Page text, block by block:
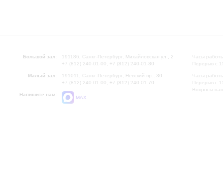
Большой зал:
191186, Санкт-Петербург, Михайловская ул., 2
+7 (812) 240-01-00, +7 (812) 240-01-80
Малый зал:
191011, Санкт-Петербург, Невский пр., 30
+7 (812) 240-01-00, +7 (812) 240-01-70
Напишите нам:
MAX
Часы
Перерыв с
Часы
Перерыв с
Вопросы